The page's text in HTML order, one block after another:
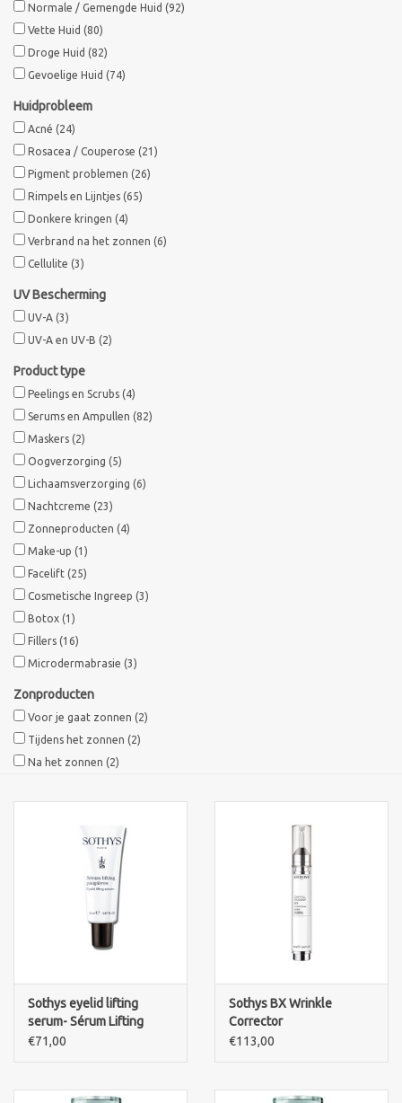
Normale / Gemengde Huid (92)
Vette Huid (80)
Droge Huid (82)
Gevoelige Huid (74)
Huidprobleem
Acné (24)
Rosacea / Couperose (21)
Pigment problemen (26)
Rimpels en Lijntjes (65)
Donkere kringen (4)
Verbrand na het zonnen (6)
Cellulite (3)
UV Bescherming
UV-A (3)
UV-A en UV-B (2)
Product type
Peelings en Scrubs (4)
Serums en Ampullen (82)
Maskers (2)
Oogverzorging (5)
Lichaamsverzorging (6)
Nachtcreme (23)
Zonneproducten (4)
Make-up (1)
Facelift (25)
Cosmetische Ingreep (3)
Botox (1)
Fillers (16)
Microdermabrasie (3)
Zonproducten
Voor je gaat zonnen (2)
Tijdens het zonnen (2)
Na het zonnen (2)
Sothys eyelid lifting
serum- Sérum Lifting
Paupières
€71,00
Sothys BX Wrinkle
Corrector
€113,00